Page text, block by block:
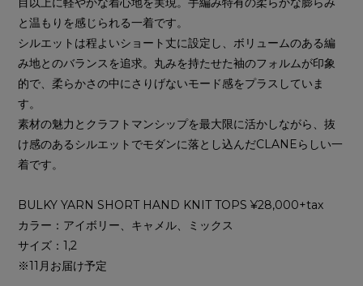
と温もりを感じられる一着です。
シルエットは程よいショート丈に設定し、ボリュームのある編
み地とのバランスを追求。丸みを持たせた袖のフォルムが印象
的で、柔らかさの中にさりげないモード感をプラスしていま
す。
素材の魅力とクラフトマンシップを最大限に活かしながら、抜
け感のあるシルエットでモダンに落とし込んだCLANEらしい一
着です。
BULKY YARN SHORT HAND KNIT TOPS ¥28,000+tax
カラー：アイボリー、キャメル、ミックス
サイズ：1,2
※11月お届け予定